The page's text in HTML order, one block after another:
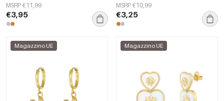
MSRP €11,99
€3,95
MSRP €10,99
€3,25
Magazzino UE Magazzino UE